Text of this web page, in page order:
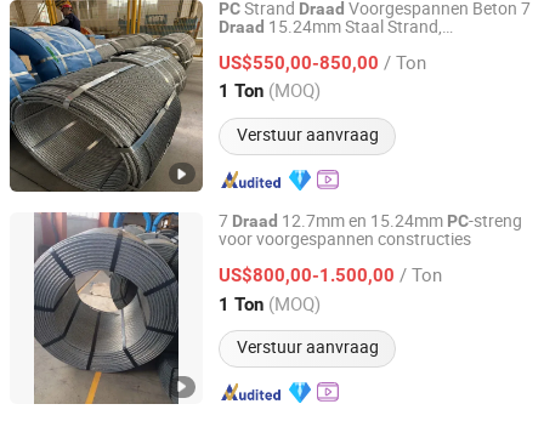
PCStrand Draad Voorgespannen Beton 7
Draad 15.24mm Staal Strand,
US$550,00-850,00 / Ton
1 Ton (MOQ)
Verstuur aanvraag
TIANJIN HUAYUAN TIMES METAL PRODUCTS CO., LTD.
Tianjin, China Sinds 2024
7 Draad 12.7mm en 15.24mm PC-streng
voor voorgespannen constructies
US$800,00-1.500,00 / Ton
1 Ton (MOQ)
Verstuur aanvraag
ZHEJIANG WANSHENG YUNHE STEEL CABLE CO., LTD.
Zhejiang, China Sinds 2017